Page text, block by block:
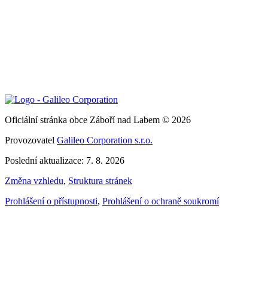
Oficiální stránka obce Záboří nad Labem © 2026
Provozovatel Galileo Corporation s.r.o.
Poslední aktualizace: 7. 8. 2026
Změna vzhledu, Struktura stránek
Prohlášení o přístupnosti, Prohlášení o ochraně soukromí